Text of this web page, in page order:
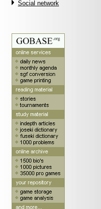
Social network